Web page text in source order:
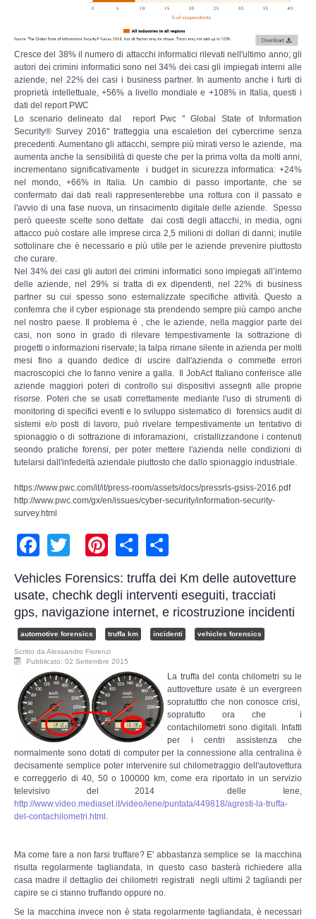
Copia/Acquisizione Forense Web
Indagini persone scomparse
Remote Digital Forensics
Acquisizione Forense remota
Sblocco PIN Smartphone
Recupero dati
Prevenzione Frode
CYBER SECURITY
Security Management
Risk Management
Incident Handling & Response
Log Management & SIEM
Vulnerability Assesment & Pen Test
BC & DR
Data Breach
A & C
Privacy & GDPR
Resp. Amministrativa dlsg 231
Adempimenti Ecommerce
Tutela Copyright e Marchi
Auditing Aziendale
Programma Azienda Sicura
Assistenza Legale
INFO
Cresce del 38% il numero di attacchi informatici rilevati nell'ultimo anno; gli
autori dei crimini informatici sono nel 34% dei casi gli impiegati interni alle
aziende, nel 22% dei casi i business partner. In aumento anche i furti di
proprietà intellettuale, +56% a livello mondiale e +108% in Italia, questi i
dati del report PWC
Lo scenario delineato dal report Pwc " Global State of Information
Security® Survey 2016" tratteggia una escaletion del cybercrime senza
precedenti. Aumentano gli attacchi, sempre più mirati verso le aziende, ma
aumenta anche la sensibilità di queste che per la prima volta da molti anni,
incrementano significativamente i budget in sicurezza informatica: +24%
nel mondo, +66% in Italia. Un cambio di passo importante, che se
confermato dai dati reali rappresenterebbe una rottura con il passato e
l'avvio di una fase nuova, un rinsacimento digitale delle aziende. Spesso
però queeste scelte sono dettate dai costi degli attacchi, in media, ogni
attacco può costare alle imprese circa 2,5 milioni di dollari di danni; inutile
sottolinare che è necessario e più utile per le aziende prevenire piuttosto
che curare.
Nel 34% dei casi gli autori dei crimini informatici sono impiegati all’interno
delle aziende, nel 29% si tratta di ex dipendenti, nel 22% di business
partner su cui spesso sono esternalizzate specifiche attività. Questo a
confemra che il cyber espionage sta prendendo sempre più campo anche
nel nostro paese. Il problema è , che le aziende, nella maggior parte dei
casi, non sono in grado di rilevare tempestivamente la sottrazione di
progetti o informazioni riservate; la talpa rimane silente in azienda per molti
mesi fino a quando dedice di uscire dall'azienda o commette errori
macroscopici che lo fanno venire a galla. Il JobAct Italiano conferisce alle
aziende maggiori poteri di controllo sui dispositivi assegnti alle proprie
risorse. Poteri che se usati correttamente mediante l'uso di strumenti di
monitoring di specifici eventi e lo sviluppo sistematico di forensics audit di
sistemi e/o posti di lavoro, può rivelare tempestivamente un tentativo di
spionaggio o di sottrazione di inforamazioni, cristallizzandone i contenuti
seondo pratiche forensi, per poter mettere l'azienda nelle condizioni di
tutelarsi dall'infedeltà aziendale piuttosto che dallo spionaggio industriale.
https://www.pwc.com/it/it/press-room/assets/docs/pressrls-gsiss-2016.pdf
http://www.pwc.com/gx/en/issues/cyber-security/information-security-
survey.html
Facebook
TwitterPinterest
Share
Vehicles Forensics: truffa dei Km delle autovetture
usate, chechk degli interventi eseguiti, tracciati
gps, navigazione internet, e ricostruzione incidenti
automotive forensics truffa km incidenti vehicles forensics
Scritto da Alessandro Fiorenzi
Pubblicato: 02 Settembre 2015
La truffa del conta chilometri su le
auttovetture usate è un evergreen
sopratuttto che non conosce crisi,
sopratutto ora che i
contachilometri sono digitali. Infatti
per i centri assistenza che
normalmente sono dotati di computer per la connessione alla centralina è
decisamente semplice poter intervenire sul chilometraggio dell'autovettura
e correggerlo di 40, 50 o 100000 km, come era riportato in un servizio
televisivo del 2014 delle Iene,
http://www.video.mediaset.it/video/iene/puntata/449818/agresti-la-truffa-
del-contachilometri.html .
Ma come fare a non farsi truffare? E' abbastanza semplice se la macchina
risulta regolarmente tagliandata, in questo caso basterà richiedere alla
casa madre il dettaglio dei chilometri registrati negli ultimi 2 tagliandi per
capire se ci stanno truffando oppure no.
Se la macchina invece non è stata regolarmente tagliandata, è necessari